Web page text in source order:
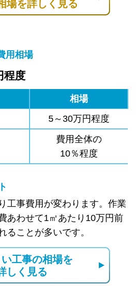
場を詳しく見る
用相場
程度
相場
5～30万円程度
費用全体の
10％程度
工事費用が変わります。作業
あわせて1㎡あたり10万円前
ることが多いです。
工事の相場を
しく見る